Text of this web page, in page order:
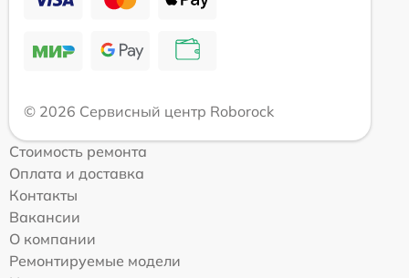
© 2026 Сервисный центр Roborock
Стоимость ремонта
Оплата и доставка
Контакты
Вакансии
О компании
Ремонтируемые модели